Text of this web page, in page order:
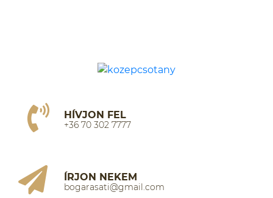
HÍVJON FEL
+36 70 302 7777
ÍRJON NEKEM
bogarasati@gmail.com